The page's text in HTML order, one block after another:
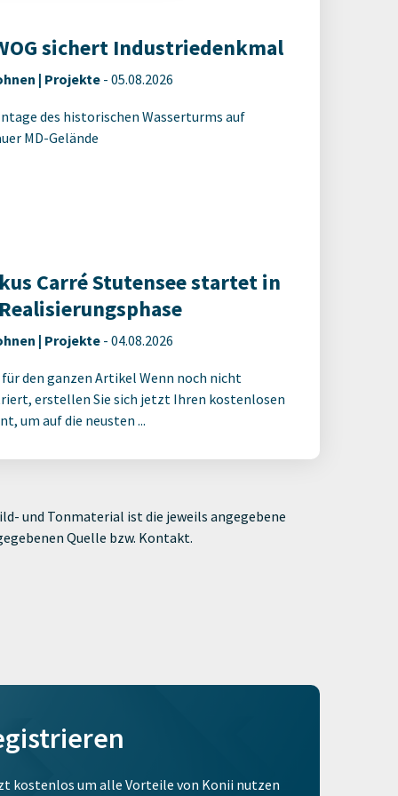
sichert Industriedenkmal
| Projekte - 05.08.2026
des historischen Wasserturms auf
MD-Gelände
Carré Stutensee startet in
| Projekte - 04.08.2026
den ganzen Artikel Wenn noch nicht
erstellen Sie sich jetzt Ihren kostenlosen
um auf die neusten ...
und Tonmaterial ist die jeweils angegebene
Quelle bzw. Kontakt.
kostenlos um alle Vorteile von Konii nutzen